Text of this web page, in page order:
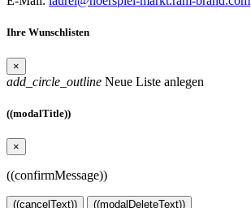
Ihre Wunschlisten
×
add_circle_outline Neue Liste anlegen
((modalTitle))
×
((confirmMessage))
((cancelText)) ((modalDeleteText))